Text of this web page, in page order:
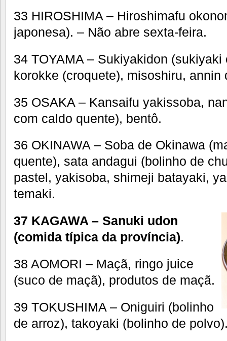
33 HIROSHIMA – Hiroshimafu
japonesa). – Não abre sexta-feira.
34 TOYAMA – Sukiyakidon
korokke (croquete), misoshiru, annin
35 OSAKA – Kansaifu yakissoba,
com caldo quente), bentô.
36 OKINAWA – Soba de Okinawa
quente), sata andagui (bolinho de
pastel, yakisoba, shimeji batayaki,
temaki.
37 KAGAWA – Sanuki udon
(comida típica da província).
38 AOMORI – Maçã, ringo juice
(suco de maçã), produtos de maçã.
39 TOKUSHIMA – Oniguiri (bolinho
de arroz), takoyaki (bolinho de